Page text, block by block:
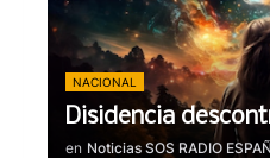
NACIONAL
Disidencia
en Noticias SOS RADIO